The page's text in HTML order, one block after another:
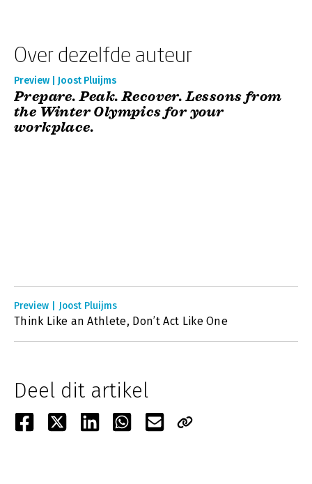
Over dezelfde auteur
Preview | Joost Pluijms
Prepare. Peak. Recover. Lessons from
the Winter Olympics for your
workplace.
Preview | Joost Pluijms
Think Like an Athlete, Don’t Act Like One
Deel dit artikel